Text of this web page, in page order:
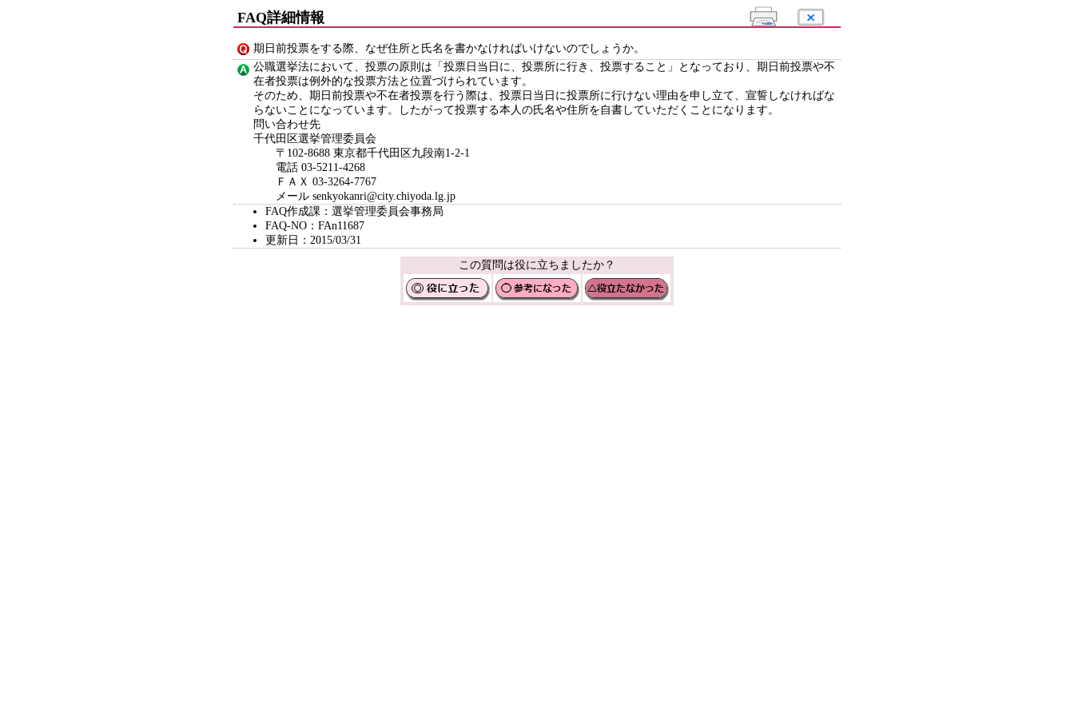
FAQ詳細情報
期日前投票をする際、なぜ住所と氏名を書かなければいけないのでしょうか。
公職選挙法において、投票の原則は「投票日当日に、投票所に行き、投票すること」となっており、期日前投票や不
在者投票は例外的な投票方法と位置づけられています。
そのため、期日前投票や不在者投票を行う際は、投票日当日に投票所に行けない理由を申し立て、宣誓しなければな
らないことになっています。したがって投票する本人の氏名や住所を自書していただくことになります。
問い合わせ先
千代田区選挙管理委員会
〒102-8688 東京都千代田区九段南1-2-1
電話 03-5211-4268
ＦＡＸ 03-3264-7767
メール senkyokanri@city.chiyoda.lg.jp
FAQ作成課：選挙管理委員会事務局
FAQ-NO：FAn11687
更新日：2015/03/31
この質問は役に立ちましたか？